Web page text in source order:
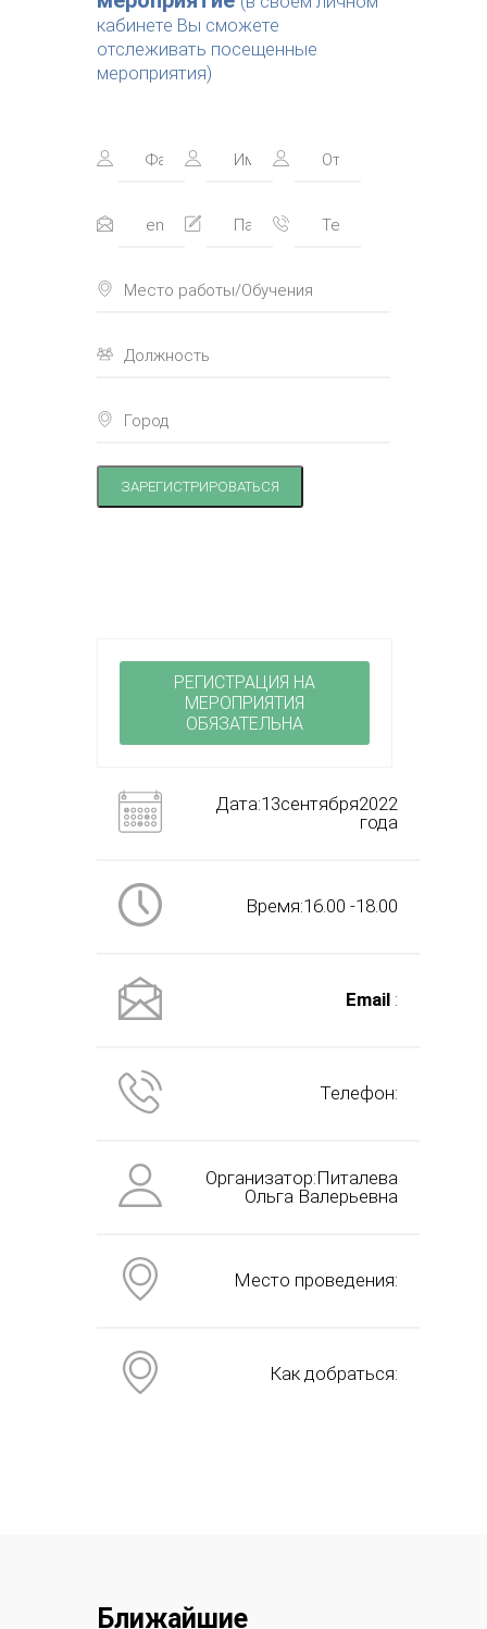
кабинете Вы сможете
отслеживать посещенные
мероприятия)
ЗАРЕГИСТРИРОВАТЬСЯ
РЕГИСТРАЦИЯ НА
МЕРОПРИЯТИЯ
ОБЯЗАТЕЛЬНА
Дата:13сентября2022
года
Время:16.00 -18.00
Email :
Телефон:
Организатор:Питалева
Ольга Валерьевна
Место проведения:
Как добраться:
Ближайшие